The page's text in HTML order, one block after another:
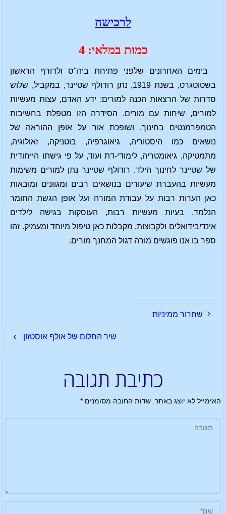
לרכישה
כמות במלאי: 4
בימים האחרונים שלפני פתיחת ביה"ס ולדורף הראשון
בשטוטגרט, בשנת 1919, נתן רודולף שטיינר, במקביל, שלוש
סדרות של הרצאות הכנה למורים: ידע האדם, עצות מעשיות
למורים, שיחות עם מורים. הסידרה הזו מטפלת בחשיבות
הטמפרמנטים בחינוך, ושופכת אור על אופן ההוראה של
נושאים כמו היסטוריה, גיאוגרפיה, בוטניקה, זאולוגיה,
מתמטיקה, גיאומטריה, לימודי-דת ועוד, על פי גישתו הייחודית
של שטיינר לחינוך הילד. רודולף שטיינר נתן למורים משימות
מעשיות בהעברת שיעורים בנושאים רבים ומגוונים ומובאות
כאן הערות רבות על עבודת המורה ועל אופן הגשת החומר
הנלמד. בעיות מעשיות רבות, העוסקות בגישה לילדים
אינדיבידואלים ולקבוצות, מקבלות כאן טיפול מיוחד ומעמיק. זהו
ספר בו אנו פוגשים מורה דגול המחנך מורים.
שחרור ממיניות
שיר החלום של אולף אוסטזון
כתיבת תגובה
האימייל לא יוצג באתר. שדות החובה מסומנים*